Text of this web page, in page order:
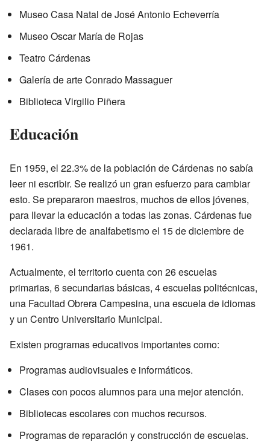
Museo Casa Natal de José Antonio Echeverría
Museo Oscar María de Rojas
Teatro Cárdenas
Galería de arte Conrado Massaguer
Biblioteca Virgilio Piñera
Educación
En 1959, el 22.3% de la población de Cárdenas no sabía
leer ni escribir. Se realizó un gran esfuerzo para cambiar
esto. Se prepararon maestros, muchos de ellos jóvenes,
para llevar la educación a todas las zonas. Cárdenas fue
declarada libre de analfabetismo el 15 de diciembre de
1961.
Actualmente, el territorio cuenta con 26 escuelas
primarias, 6 secundarias básicas, 4 escuelas politécnicas,
una Facultad Obrera Campesina, una escuela de idiomas
y un Centro Universitario Municipal.
Existen programas educativos importantes como:
Programas audiovisuales e informáticos.
Clases con pocos alumnos para una mejor atención.
Bibliotecas escolares con muchos recursos.
Programas de reparación y construcción de escuelas.